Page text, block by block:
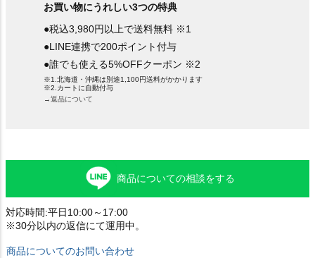
お買い物にうれしい3つの特典
●税込3,980円以上で送料無料 ※1
●LINE連携で200ポイント付与
●誰でも使える5%OFFクーポン ※2
※1.北海道・沖縄は別途1,100円送料がかかります
※2.カートに自動付与
→返品について
商品についての相談をする
対応時間:平日10:00～17:00
※30分以内の返信にて運用中。
商品についてのお問い合わせ